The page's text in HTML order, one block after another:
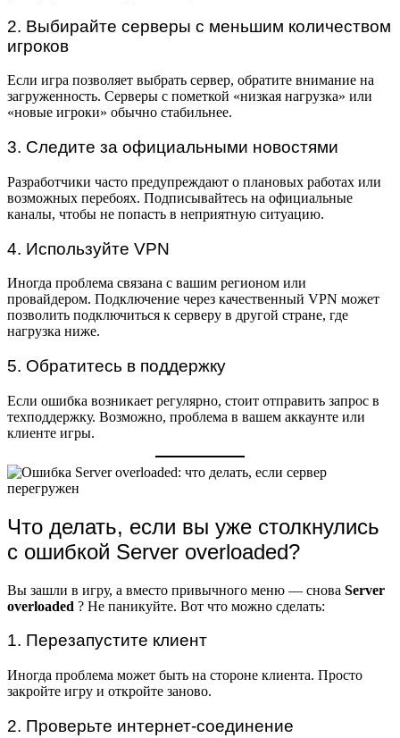
2. Выбирайте серверы с меньшим количеством
игроков
Если игра позволяет выбрать сервер, обратите внимание на
загруженность. Серверы с пометкой «низкая нагрузка» или
«новые игроки» обычно стабильнее.
3. Следите за официальными новостями
Разработчики часто предупреждают о плановых работах или
возможных перебоях. Подписывайтесь на официальные
каналы, чтобы не попасть в неприятную ситуацию.
4. Используйте VPN
Иногда проблема связана с вашим регионом или
провайдером. Подключение через качественный VPN может
позволить подключиться к серверу в другой стране, где
нагрузка ниже.
5. Обратитесь в поддержку
Если ошибка возникает регулярно, стоит отправить запрос в
техподдержку. Возможно, проблема в вашем аккаунте или
клиенте игры.
Что делать, если вы уже столкнулись
с ошибкой Server overloaded?
Вы зашли в игру, а вместо привычного меню — снова Server
overloaded ? Не паникуйте. Вот что можно сделать:
1. Перезапустите клиент
Иногда проблема может быть на стороне клиента. Просто
закройте игру и откройте заново.
2. Проверьте интернет-соединение